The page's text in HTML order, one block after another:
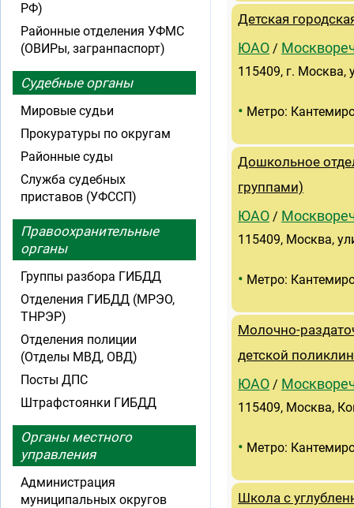
Детская
ЮАО /
115409, г. Москва,
• Метро:
Дошкольное
группами)
ЮАО /
115409, Москва,
• Метро:
Молочно-
детской
ЮАО /
115409, Москва,
• Метро:
Школа с
РФ)
Районные отделения УФМС
(ОВИРы, загранпаспорт)
Судебные органы
Мировые судьи
Прокуратуры по округам
Районные суды
Служба судебных
приставов (УФССП)
Правоохранительные
органы
Группы разбора ГИБДД
Отделения ГИБДД (МРЭО,
ТНРЭР)
Отделения полиции
(Отделы МВД, ОВД)
Посты ДПС
Штрафстоянки ГИБДД
Органы местного
управления
Администрация
муниципальных округов